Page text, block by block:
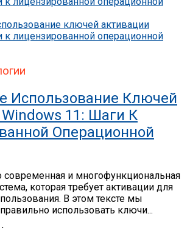
Использование Ключей
11: Шаги К
Операционной
современная и многофункциональная
которая требует активации для
В этом тексте мы
использовать ключи...